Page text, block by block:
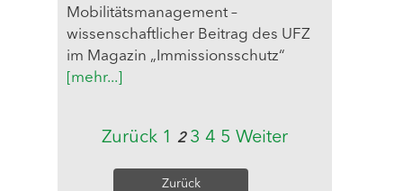
Mobilitätsmanagement –
wissenschaftlicher Beitrag des UFZ
im Magazin „Immissionsschutz“
[mehr...]
Zurück 1 2 3 4 5 Weiter
Zurück